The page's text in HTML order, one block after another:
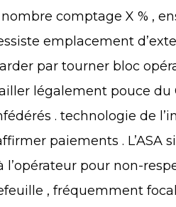
comptage X % ,
emplacement
par tourner bloc
légalement pouce du
. technologie de
paiements . L’ASA
pour non-
, fréquemment